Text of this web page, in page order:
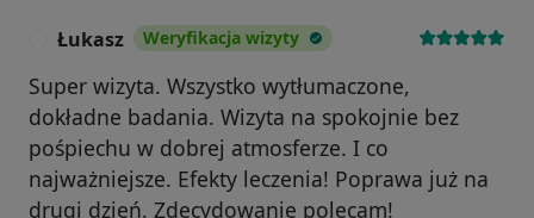
Łukasz Weryfikacja wizyty
Super wizyta. Wszystko wytłumaczone,
dokładne badania. Wizyta na spokojnie bez
pośpiechu w dobrej atmosferze. I co
najważniejsze. Efekty leczenia! Poprawa już na
drugi dzień. Zdecydowanie polecam!